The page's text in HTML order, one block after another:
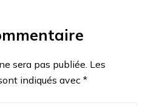
sera pas publiée. Les
indiqués avec *